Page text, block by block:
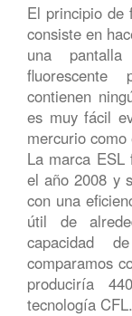
El principio de
consiste en
una
fluorescente
contienen
es muy fácil
mercurio
La marca ESL
el año 2008 y
con una
útil de
capacidad
comparamos
produciría
tecnología CFL.